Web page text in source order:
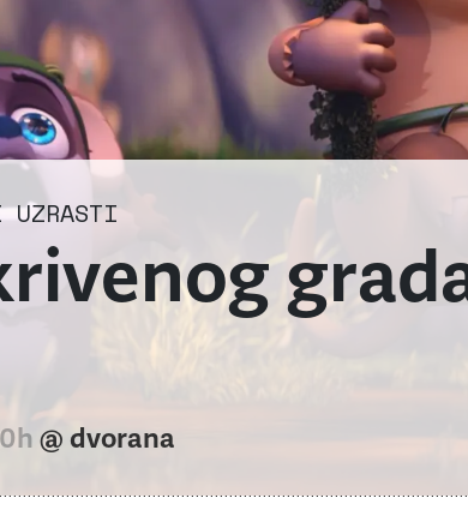
UZRASTI
@ dvorana